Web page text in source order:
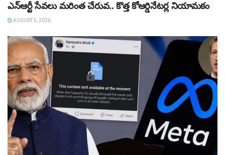
ఎన్ఆర్టీ సేవలు మరింత చేరువ.. కొత్త కోఆర్డినేటర్ల నియామకం
AUGUST 5, 2026